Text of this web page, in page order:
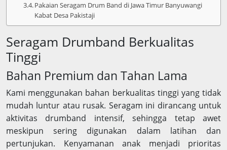
Pakaian Seragam Drum Band di Jawa Timur Banyuwangi
Kabat Desa Pakistaji
Seragam Drumband Berkualitas
Tinggi
Bahan Premium dan Tahan Lama
Kami menggunakan bahan berkualitas tinggi yang tidak
mudah luntur atau rusak. Seragam ini dirancang untuk
aktivitas drumband intensif, sehingga tetap awet
meskipun sering digunakan dalam latihan dan
pertunjukan. Kenyamanan anak menjadi prioritas